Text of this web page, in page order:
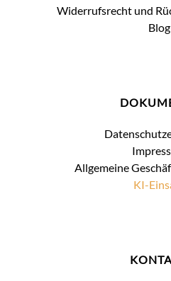
Widerrufsrecht und
Blog
Allgemeine
KI-